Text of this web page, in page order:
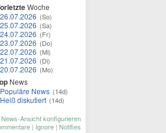
Woche
26.07.2026 (So)
25.07.2026 (Sa)
24.07.2026 (Fr)
23.07.2026 (Do)
22.07.2026 (Mi)
21.07.2026 (Di)
20.07.2026 (Mo)
News
Populäre News (14d)
Heiß diskutiert (14d)
News-Ansicht konfigurieren
| Ignore | Notifies